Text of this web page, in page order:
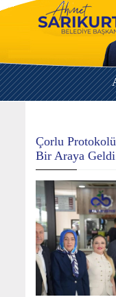
Çorlu
Bir Araya Geldi